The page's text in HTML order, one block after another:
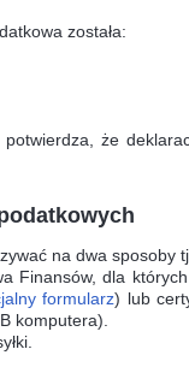
została:
że
na dwa sposoby
Finansów, dla
formularz) lub
komputera).